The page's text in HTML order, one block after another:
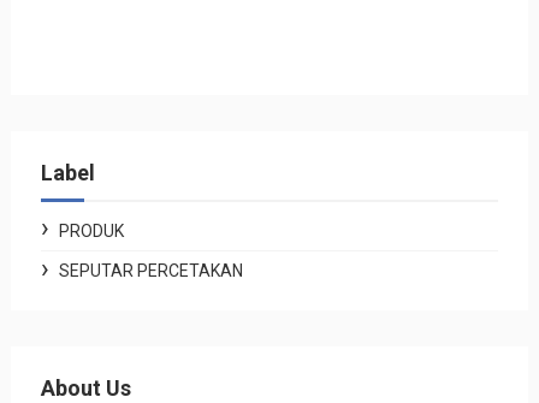
Label
PRODUK
SEPUTAR PERCETAKAN
About Us